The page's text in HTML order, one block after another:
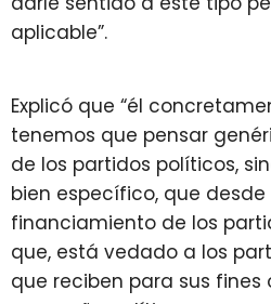
aplicable”.
Explicó que “él
tenemos que pensar
de los partidos políticos,
bien específico, que
financiamiento de los
que, está vedado a los
que reciben para sus fines